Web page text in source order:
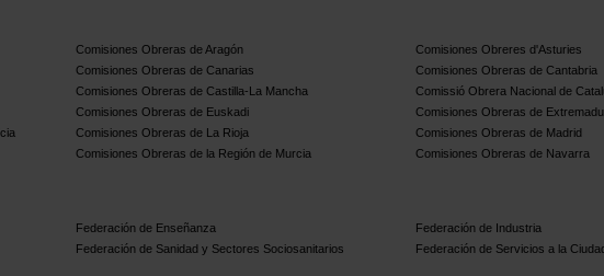
Comisiones Obreras de Aragón
Comisiones Obreres d'Asturies
Comisiones Obreras de Canarias
Comisiones Obreras de Cantabria
Comisiones Obreras de Castilla-La Mancha
Comissió Obrera Nacional de
Comisiones Obreras de Euskadi
Comisiones Obreras de
Comisiones Obreras de La Rioja
Comisiones Obreras de Madrid
Comisiones Obreras de la Región de Murcia
Comisiones Obreras de Navarra
Federación de Enseñanza
Federación de Industria
Federación de Sanidad y Sectores Sociosanitarios
Federación de Servicios a la